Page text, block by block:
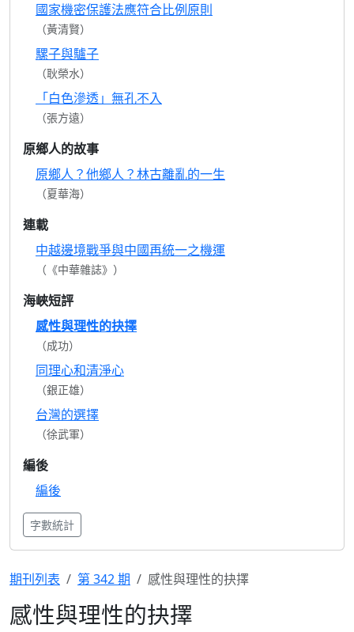
國家機密保護法應符合比例原則
（黃清賢）
騾子與驢子
（耿榮水）
「白色滲透」無孔不入
（張方遠）
原鄉人的故事
原鄉人？他鄉人？林古離亂的一生
（夏華海）
連載
中越邊境戰爭與中國再統一之機運
（《中華雜誌》）
海峽短評
感性與理性的抉擇
（成功）
同理心和清淨心
（銀正雄）
台灣的選擇
（徐武軍）
編後
編後
字數統計
期刊列表 第 342 期 感性與理性的抉擇
感性與理性的抉擇